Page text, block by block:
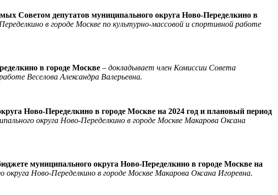
Советом депутатов муниципального округа Ново-Переделкино в
в городе Москве по культурно-массовой и спортивной работе
в городе Москве – докладывает член Комиссии Совета
Веселова Александра Валерьевна.
Ново-Переделкино в городе Москве на 2024 год и плановый период
округа Ново-Переделкино в городе Москве Макарова Оксана
муниципального округа Ново-Переделкино в городе Москве на
Ново-Переделкино в городе Москве Макарова Оксана Игоревна.